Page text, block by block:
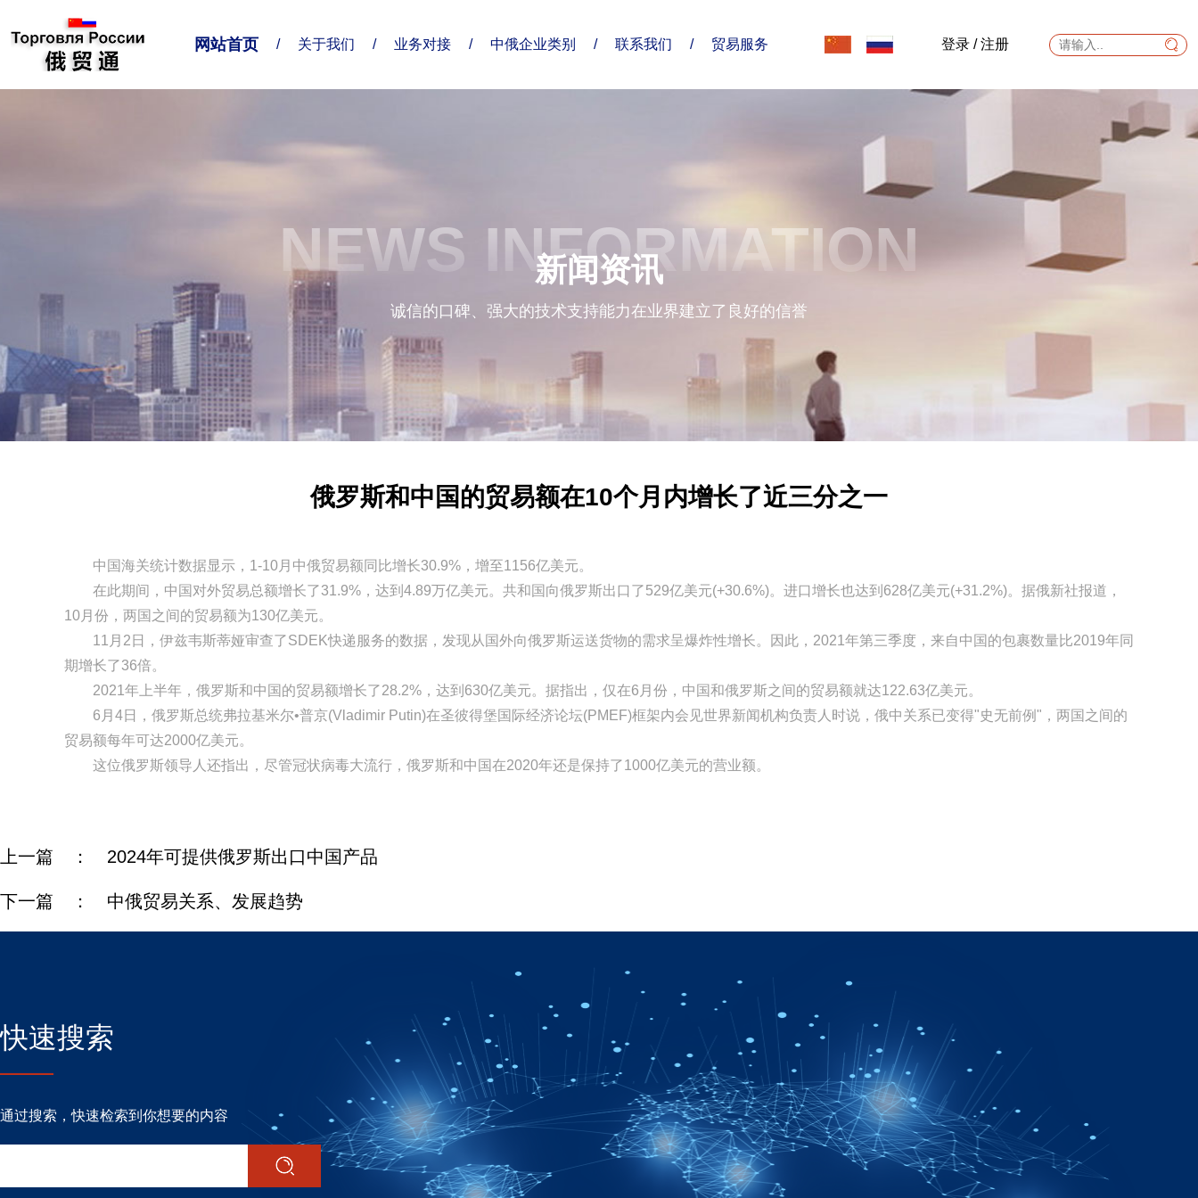
网站首页 / 关于我们 /
企业优势
企业形象
业务对接 / 中俄企业类别 / 联系我们 / 贸易服务 登录 /注册
NEWS INFORMATION
新闻资讯
诚信的口碑、强大的技术支持能力在业界建立了良好的信誉
俄罗斯和中国的贸易额在10个月内增长了近三分之一
中国海关统计数据显示，1-10月中俄贸易额同比增长30.9%，增至1156亿美元。
在此期间，中国对外贸易总额增长了31.9%，达到4.89万亿美元。共和国向俄罗斯出口了529亿美元(+30.6%)。进口增长也达到628亿美元(+31.2%)。据俄新社报道，
10月份，两国之间的贸易额为130亿美元。
11月2日，伊兹韦斯蒂娅审查了SDEK快递服务的数据，发现从国外向俄罗斯运送货物的需求呈爆炸性增长。因此，2021年第三季度，来自中国的包裹数量比2019年同
期增长了36倍。
2021年上半年，俄罗斯和中国的贸易额增长了28.2%，达到630亿美元。据指出，仅在6月份，中国和俄罗斯之间的贸易额就达122.63亿美元。
6月4日，俄罗斯总统弗拉基米尔•普京(Vladimir Putin)在圣彼得堡国际经济论坛(PMEF)框架内会见世界新闻机构负责人时说，俄中关系已变得"史无前例"，两国之间的
贸易额每年可达2000亿美元。
这位俄罗斯领导人还指出，尽管冠状病毒大流行，俄罗斯和中国在2020年还是保持了1000亿美元的营业额。
上一篇 ： 2024年可提供俄罗斯出口中国产品
下一篇 ： 中俄贸易关系、发展趋势
快速搜索
通过搜索，快速检索到你想要的内容